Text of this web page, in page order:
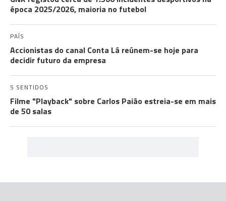
época 2025/2026, maioria no futebol
PAÍS
Accionistas do canal Conta Lá reúnem-se hoje para
decidir futuro da empresa
5 SENTIDOS
Filme "Playback" sobre Carlos Paião estreia-se em mais
de 50 salas